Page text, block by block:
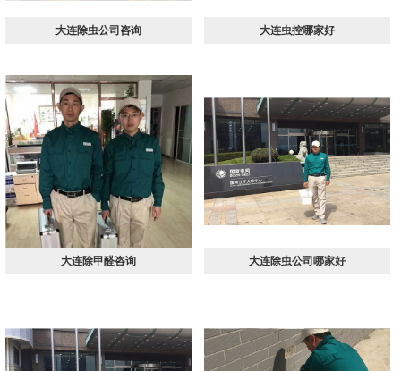
大连除虫公司咨询 大连虫控哪家好
大连除甲醛咨询 大连除虫公司哪家好